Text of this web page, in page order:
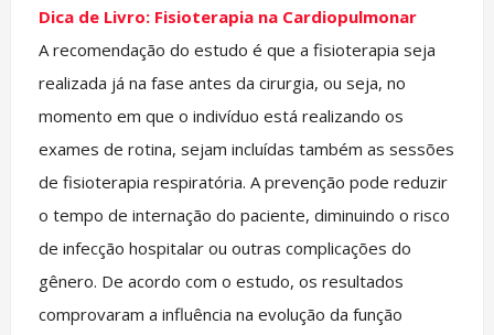
Dica de Livro: Fisioterapia na Cardiopulmonar
A recomendação do estudo é que a fisioterapia seja
realizada já na fase antes da cirurgia, ou seja, no
momento em que o indivíduo está realizando os
exames de rotina, sejam incluídas também as sessões
de fisioterapia respiratória. A prevenção pode reduzir
o tempo de internação do paciente, diminuindo o risco
de infecção hospitalar ou outras complicações do
gênero. De acordo com o estudo, os resultados
comprovaram a influência na evolução da função